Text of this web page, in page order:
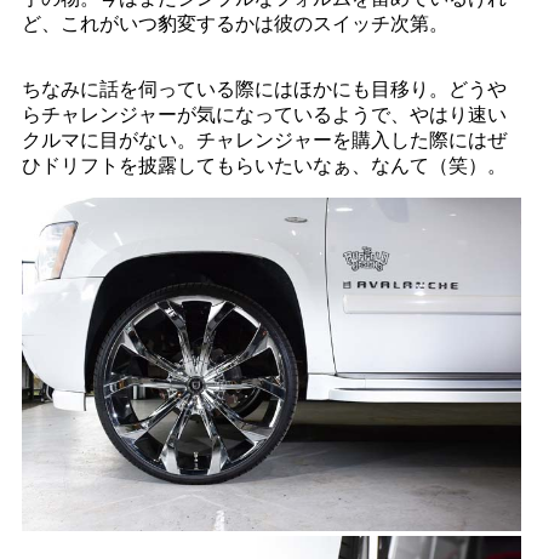
ど、これがいつ豹変するかは彼のスイッチ次第。
ちなみに話を伺っている際にはほかにも目移り。どうや
らチャレンジャーが気になっているようで、やはり速い
クルマに目がない。チャレンジャーを購入した際にはぜ
ひドリフトを披露してもらいたいなぁ、なんて（笑）。